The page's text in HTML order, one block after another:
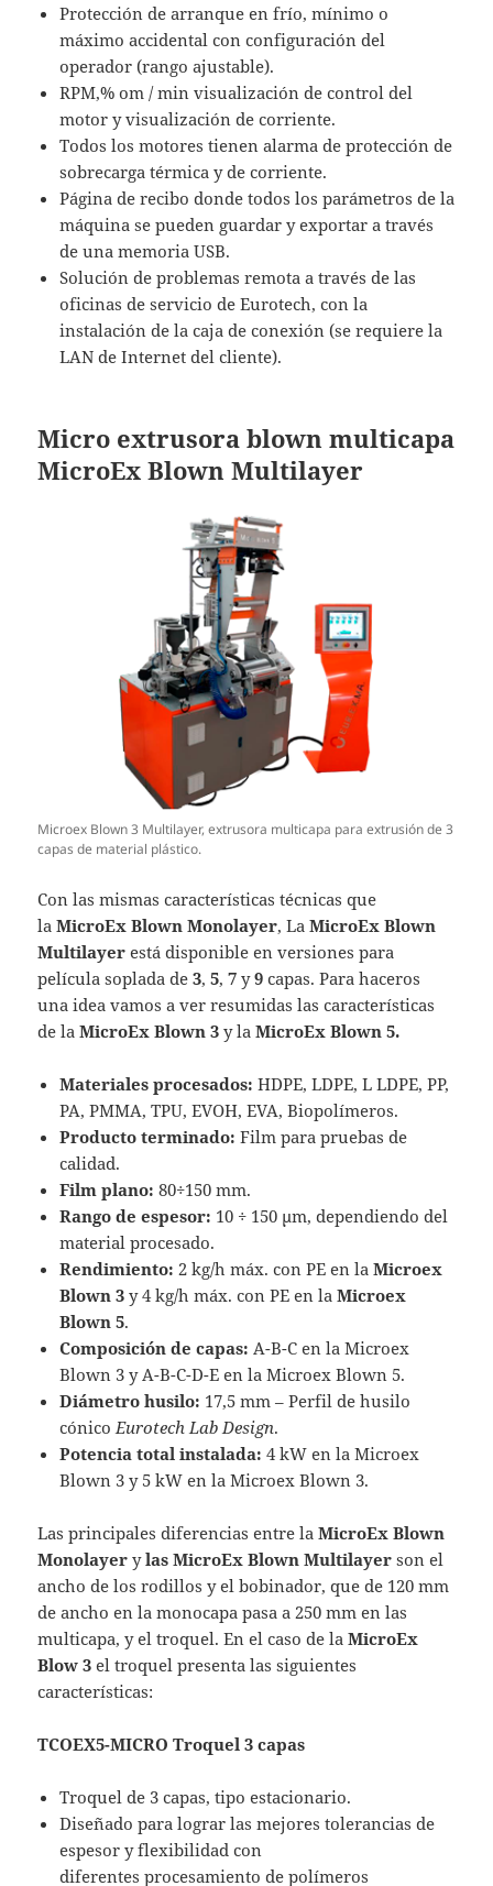
Protección de arranque en frío, mínimo o
máximo accidental con configuración del
operador (rango ajustable).
RPM,% om / min visualización de control del
motor y visualización de corriente.
Todos los motores tienen alarma de protección de
sobrecarga térmica y de corriente.
Página de recibo donde todos los parámetros de la
máquina se pueden guardar y exportar a través
de una memoria USB.
Solución de problemas remota a través de las
oficinas de servicio de Eurotech, con la
instalación de la caja de conexión (se requiere la
LAN de Internet del cliente).
Micro extrusora blown multicapa
MicroEx Blown Multilayer
Microex Blown 3 Multilayer, extrusora multicapa para extrusión de 3
capas de material plástico.
Con las mismas características técnicas que
laMicroEx Blown Monolayer, LaMicroEx Blown
Multilayer está disponible en versiones para
película soplada de3,5,7 y9 capas. Para haceros
una idea vamos a ver resumidas las características
de laMicroEx Blown 3 y laMicroEx Blown 5.
Materiales procesados: HDPE, LDPE, L LDPE, PP,
PA, PMMA, TPU, EVOH, EVA,Biopolímeros.
Producto terminado: Film para pruebas de
calidad.
Film plano:80÷150 mm.
Rango de espesor: 10 ÷ 150 μm, dependiendo del
material procesado.
Rendimiento: 2 kg/h máx. con PE en laMicroex
Blown 3 y 4 kg/h máx. con PE en laMicroex
Blown 5.
Composición de capas: A-B-C en la Microex
Blown 3 y A-B-C-D-E en la Microex Blown 5.
Diámetro husilo: 17,5 mm – Perfil de husilo
cónicoEurotech Lab Design.
Potencia total instalada: 4 kW en la Microex
Blown 3 y 5 kW en la Microex Blown 3.
Las principales diferencias entre laMicroEx Blown
Monolayer ylas MicroEx Blown Multilayer son el
ancho de los rodillos y el bobinador, que de 120 mm
de ancho en la monocapa pasa a 250 mm en las
multicapa, y el troquel. En el caso de laMicroEx
Blow 3 el troquel presenta las siguientes
características:
TCOEX5-MICRO Troquel 3 capas
Troquel de 3 capas, tipo estacionario.
Diseñado para lograr las mejores tolerancias de
espesor y flexibilidad con
diferentes procesamiento de polímeros